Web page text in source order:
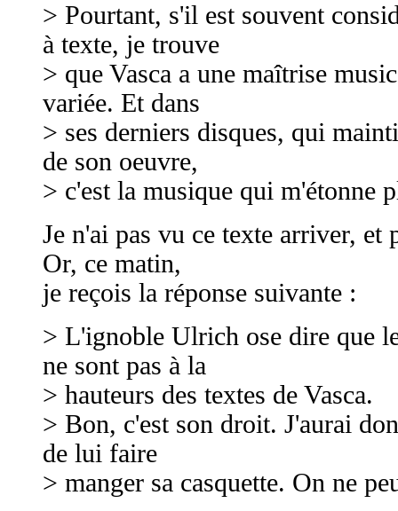
> Pourtant, s'il est souvent
à texte, je trouve
> que Vasca a une maîtrise
variée. Et dans
> ses derniers disques, qui
de son oeuvre,
> c'est la musique qui m'étonne
Je n'ai pas vu ce texte arriver, et
Or, ce matin,
je reçois la réponse suivante :
> L'ignoble Ulrich ose dire que
ne sont pas à la
> hauteurs des textes de Vasca.
> Bon, c'est son droit. J'aurai
de lui faire
> manger sa casquette. On ne